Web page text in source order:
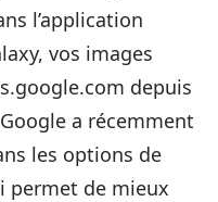
l’application
vos images
depuis
a récemment
les options de
permet de mieux